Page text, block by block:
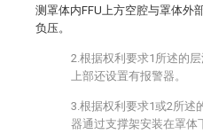
测罩体内FFU上方空腔与罩体外
负压。
2.根据权利要求1所述的
上部还设置有报警器。
3.根据权利要求1或2所述
器通过支撑架安装在罩体